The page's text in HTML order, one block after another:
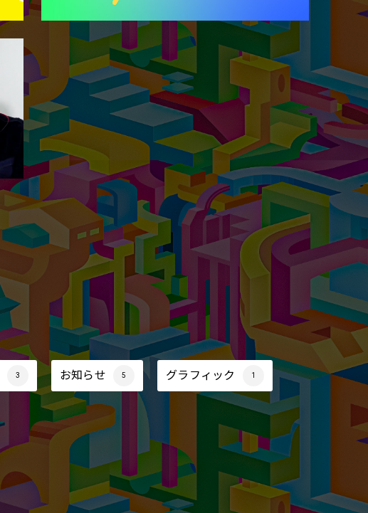
3 お知らせ 5 グラフィック 1